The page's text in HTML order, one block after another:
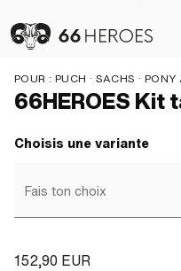
POUR : PUCH · SACHS · PONY / CILO (BÊTA
66HEROES Kit
Choisis une variante
Fais ton choix
152,90 EUR